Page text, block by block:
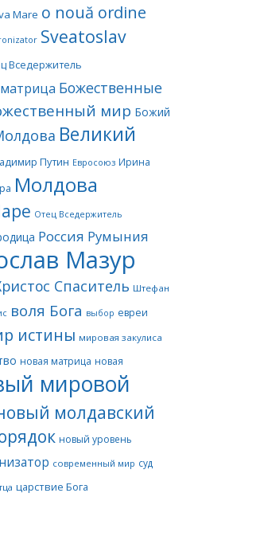
Mare o nouă ordine
Sveatoslav
Вседержитель
Божественные
мир Божий
Великий
Путин Евросоюз Ирина
Молдова
Отец Вседержитель
Россия Румыния
Мазур
Спаситель Штефан
воля Бога выбор евреи
истины мировая закулиса
новая матрица новая
мировой
молдавский
новый уровень
современный мир суд
царствие Бога